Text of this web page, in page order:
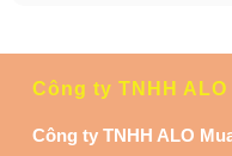
Công ty TNHH ALO
Công ty TNHH ALO